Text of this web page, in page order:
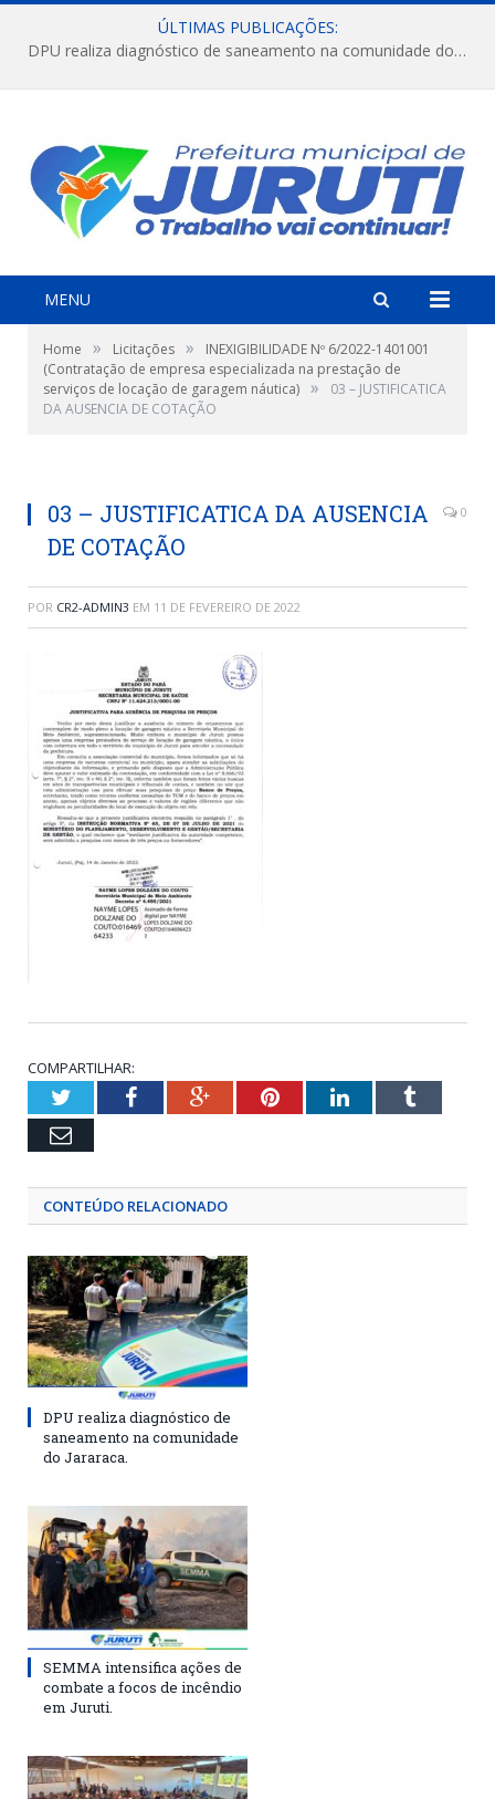
ÚLTIMAS PUBLICAÇÕES:
DPU realiza diagnóstico de saneamento na comunidade do Jararaca.
MENU
Home » Licitações »
INEXIGIBILIDADE Nº 6/2022-1401001
(Contratação de empresa especializada na prestação de
serviços de locação de garagem náutica) »
03 – JUSTIFICATICA
DA AUSENCIA DE COTAÇÃO
03 – JUSTIFICATICA DA AUSENCIA
DE COTAÇÃO
0
POR CR2-ADMIN3 EM 11 DE FEVEREIRO DE 2022
COMPARTILHAR:
TwitterFacebookGoogle+PinterestLinkedInTumblr
Email
CONTEÚDO RELACIONADO
DPU realiza diagnóstico de
saneamento na comunidade
do Jararaca.
SEMMA intensifica ações de
combate a focos de incêndio
em Juruti.